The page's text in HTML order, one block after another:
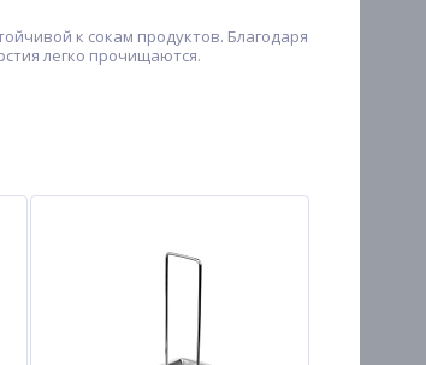
к сокам продуктов. Благодаря
легко прочищаются.